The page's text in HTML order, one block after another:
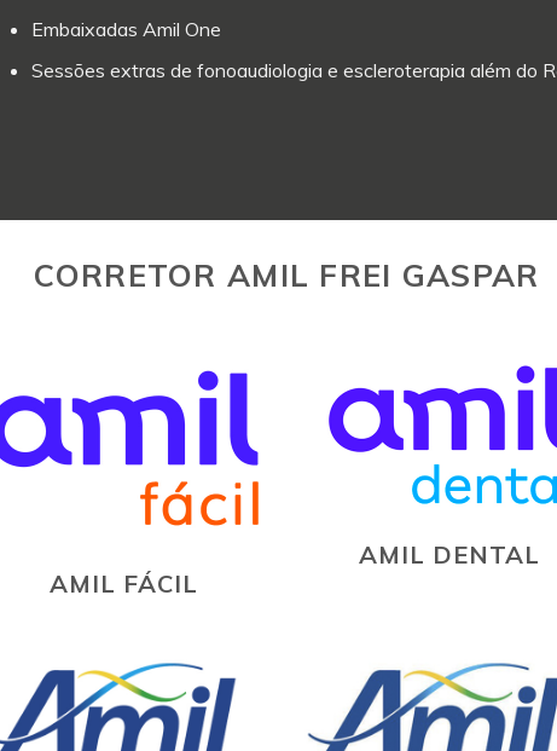
Embaixadas Amil One
Sessões extras de fonoaudiologia e escleroterapia além do
CORRETOR AMIL FREI GASPAR
AMIL FÁCIL
AMIL DENTAL